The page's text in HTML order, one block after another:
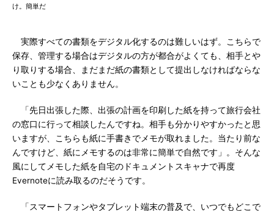
け。簡単だ
実際すべての書類をデジタル化するのは難しいはず。こちらで
保存、管理する場合はデジタルの方が都合がよくても、相手とや
り取りする場合、まだまだ紙の書類として提出しなければならな
いことも少なくありません。
「先日出張した際、出張の計画を印刷した紙を持って旅行会社
の窓口に行って相談したんですね。相手も分かりやすかったと思
いますが、こちらも紙に手書きでメモが取れました。当たり前な
んですけど、紙にメモするのは非常に簡単で自然です」。そんな
風にしてメモした紙を自宅のドキュメントスキャナで再度
Evernoteに読み取るのだそうです。
「スマートフォンやタブレット端末の普及で、いつでもどこで